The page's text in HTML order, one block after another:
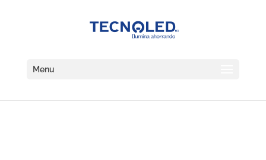
avoid service disruption.
Menu